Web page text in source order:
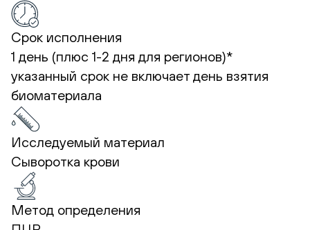
Срок исполнения
1 день (плюс 1-2 дня для регионов)*
указанный срок не включает день взятия
биоматериала
Исследуемый материал
Сыворотка крови
Метод определения